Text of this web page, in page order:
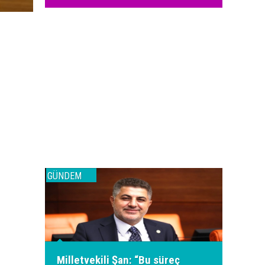
GÜNDEM
Milletvekili Şan: “Bu süreç